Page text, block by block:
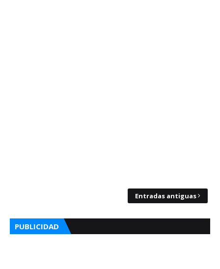
Entradas antiguas
PUBLICIDAD